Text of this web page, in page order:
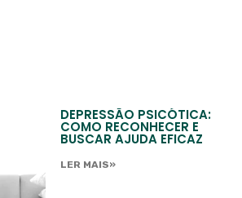
DEPRESSÃO PSICÓTICA:
COMO RECONHECER E
BUSCAR AJUDA EFICAZ
LER MAIS»